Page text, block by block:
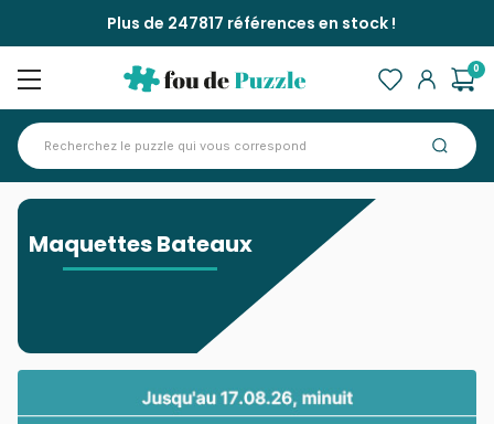
Plus de 247817 références en stock !
0
Maquettes Bateaux